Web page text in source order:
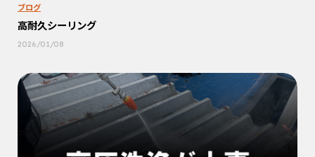
ブログ
高耐久シーリング
2026/01/08